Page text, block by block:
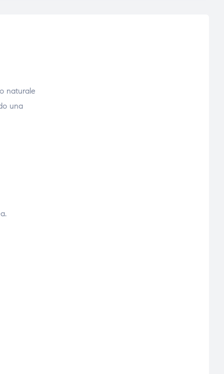
naturale
una